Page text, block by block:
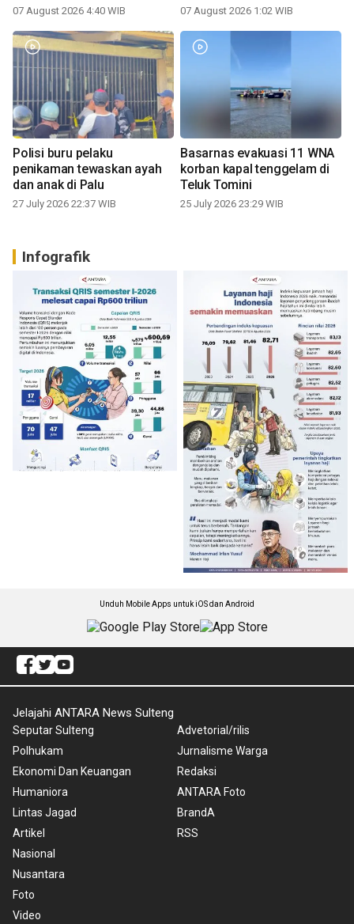
07 August 2026 4:40 WIB 07 August 2026 1:02 WIB
Polisi buru pelaku
penikaman tewaskan ayah
dan anak di Palu
27 July 2026 22:37 WIB
Basarnas evakuasi 11 WNA
korban kapal tenggelam di
Teluk Tomini
25 July 2026 23:29 WIB
Infografik
Unduh Mobile Apps untuk iOS dan Android
Jelajahi ANTARA News Sulteng
Seputar Sulteng
Polhukam
Ekonomi Dan Keuangan
Humaniora
Lintas Jagad
Artikel
Nasional
Nusantara
Foto
Video
Advetorial/rilis
Jurnalisme Warga
Redaksi
ANTARA Foto
BrandA
RSS